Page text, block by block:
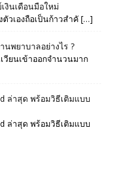
งินเดือนมือใหม่
วเองถือเป็นก้าวสำคั […]
พยาบาลอย่างไร ?
ยนเข้าออกจำนวนมาก
ล่าสุด พร้อมวิธีเติมแบบ
ล่าสุด พร้อมวิธีเติมแบบ